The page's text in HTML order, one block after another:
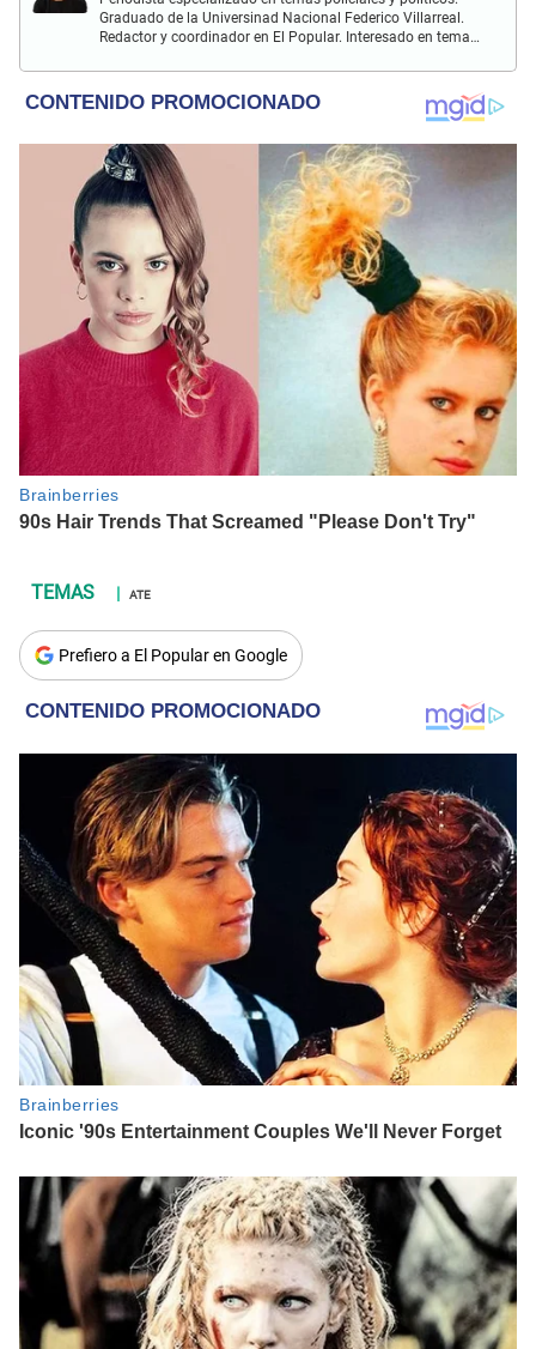
Graduado de la Universinad Nacional Federico Villarreal.
Redactor y coordinador en El Popular. Interesado en temas
ATE
Prefiero a El Popular en Google